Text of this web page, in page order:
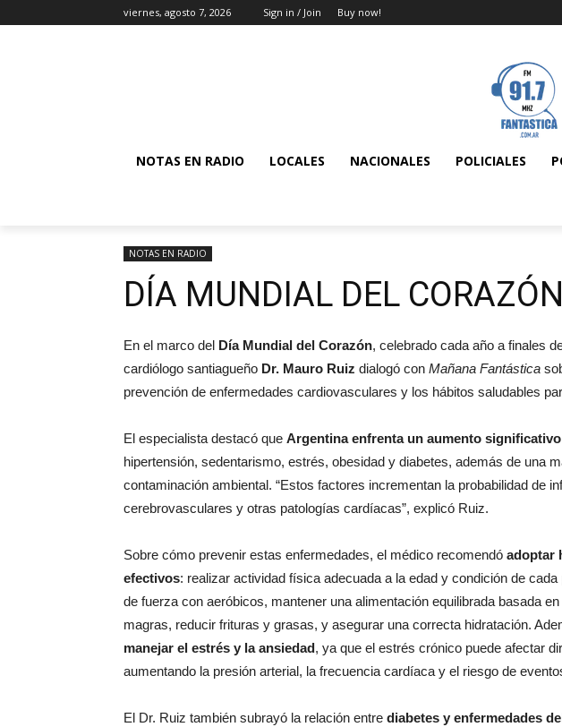
viernes, agosto 7, 2026 Sign in / Join Buy now!
NOTAS EN RADIO LOCALES NACIONALES POLICIALES
NOTAS EN RADIO
DÍA MUNDIAL DEL CORAZÓN
En el marco del Día Mundial del Corazón, celebrado cada año a finales
cardiólogo santiagueño Dr. Mauro Ruiz dialogó con Mañana Fantástica
prevención de enfermedades cardiovasculares y los hábitos saludables
El especialista destacó que Argentina enfrenta un aumento
hipertensión, sedentarismo, estrés, obesidad y diabetes, además de una
contaminación ambiental. “Estos factores incrementan la probabilidad de
cerebrovasculares y otras patologías cardíacas”, explicó Ruiz.
Sobre cómo prevenir estas enfermedades, el médico recomendó adoptar
efectivos: realizar actividad física adecuada a la edad y condición de
de fuerza con aeróbicos, mantener una alimentación equilibrada basada
magras, reducir frituras y grasas, y asegurar una correcta hidratación.
manejar el estrés y la ansiedad, ya que el estrés crónico puede afectar
aumentando la presión arterial, la frecuencia cardíaca y el riesgo de
El Dr. Ruiz también subrayó la relación entre diabetes y enfermedades